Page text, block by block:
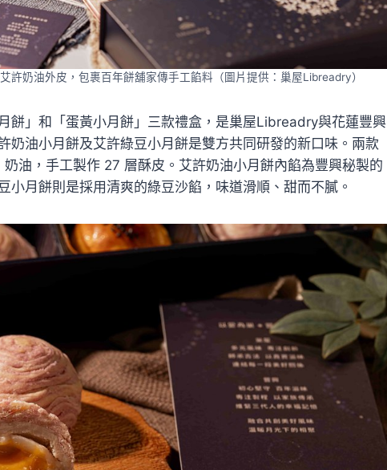
許奶油外皮，包裹百年餅舖家傳手工餡料（圖片提供：巢屋Libreadry）
餅」和「蛋黃小月餅」三款禮盒，是巢屋Libreadry與花蓮豐興
奶油小月餅及艾許綠豆小月餅是雙方共同研發的新口味。兩款
奶油，手工製作 27 層酥皮。艾許奶油小月餅內餡為豐興秘製的
小月餅則是採用清爽的綠豆沙餡，味道滑順、甜而不膩。